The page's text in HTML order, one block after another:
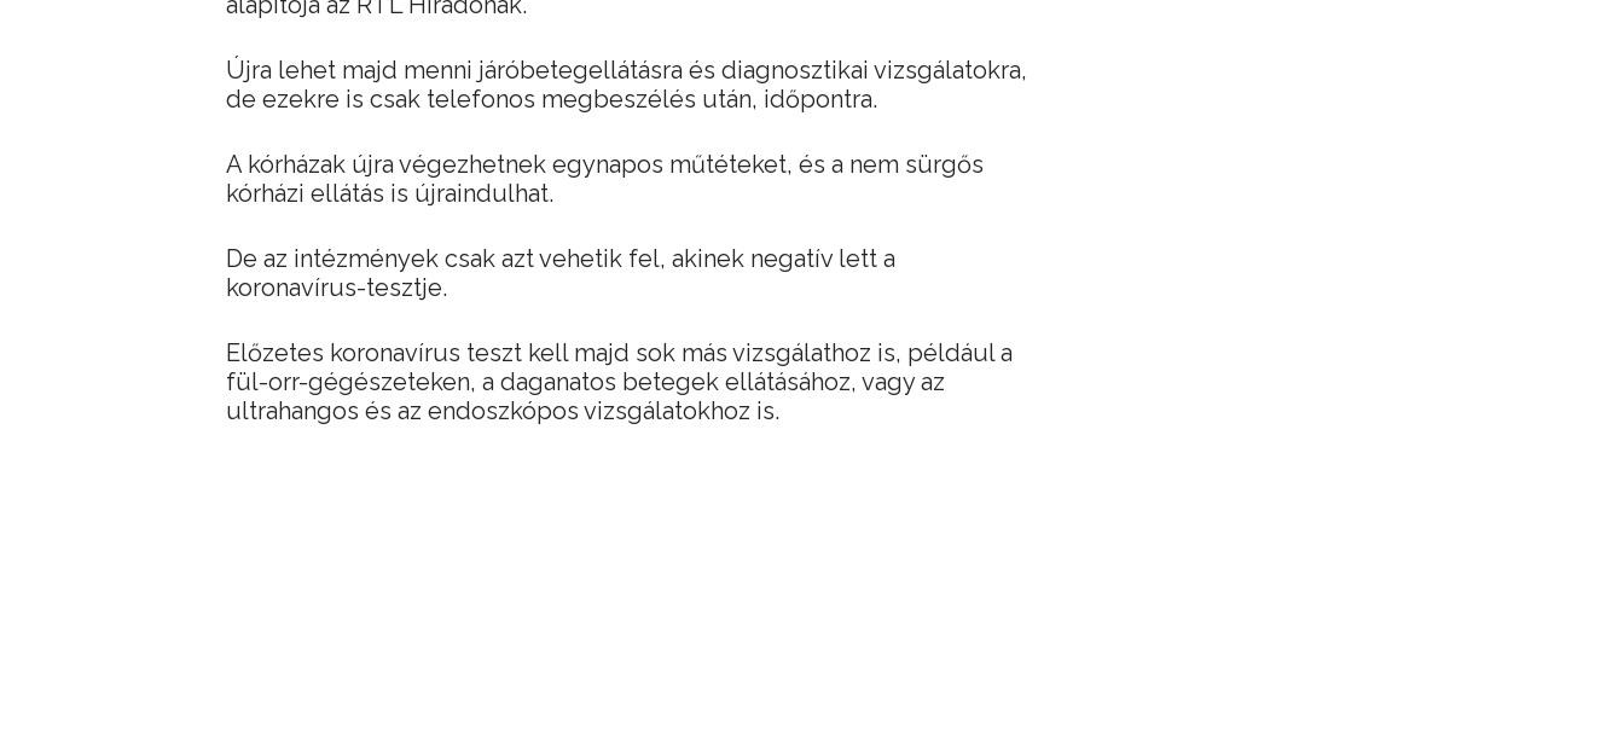
Újra lehet majd menni járóbetegellátásra és diagnosztikai vizsgálatokra,
de ezekre is csak telefonos megbeszélés után, időpontra.
A kórházak újra végezhetnek egynapos műtéteket, és a nem sürgős
kórházi ellátás is újraindulhat.
De az intézmények csak azt vehetik fel, akinek negatív lett a
koronavírus-tesztje.
Előzetes koronavírus teszt kell majd sok más vizsgálathoz is, például a
fül-orr-gégészeteken, a daganatos betegek ellátásához, vagy az
ultrahangos és az endoszkópos vizsgálatokhoz is.